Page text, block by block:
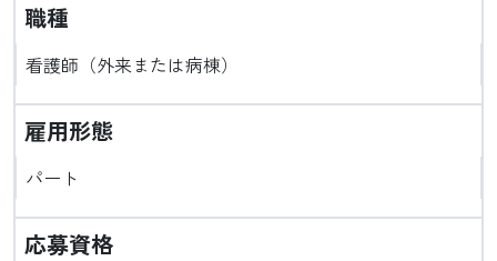
職種
看護師（外来または病棟）
雇用形態
パート
応募資格